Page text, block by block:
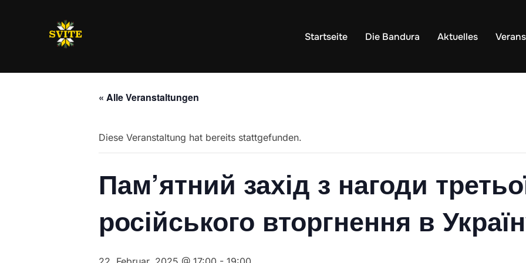
Startseite Die Bandura Aktuelles
« Alle Veranstaltungen
Diese Veranstaltung hat bereits stattgefunden.
Пам’ятний захід з нагоди
російського вторгнення в